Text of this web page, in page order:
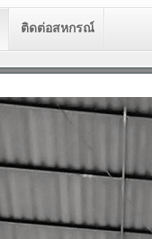
ติดต่อสหกรณ์